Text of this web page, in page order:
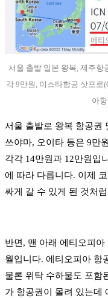
서울 출발 일본 왕복, 제주항
각 9만원, 이스타항공 삿포로
아
서울 출발로 왕복 항공권
쓰야마, 오이타 등은 9만
각각 14만원과 12만원입
에 따라 다릅니다. 이제
싸게 갈 수 있게 된 것처
반면, 맨 아래 에티오피
월입니다. 에티오피아 항
물론 위탁 수하물도 포함
가 항공권이 몰려 있는데